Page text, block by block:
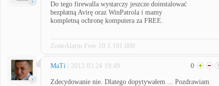
Do tego firewalla wystarczy jeszcze doinstalować
bezpłatną Avirę oraz WinPatrola i mamy
kompletną ochronę komputera za FREE.
ZoneAlarm Free 10.1.101.000
MaTi | 2012.03.24 19:49 0
Zdecydowanie nie. Dlatego dopytywałem ... Pozdrawiam.